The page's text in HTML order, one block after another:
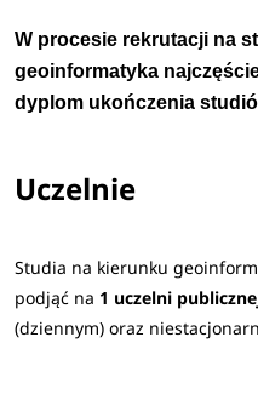
W procesie rekrutacji na
geoinformatyka
dyplom ukończenia
Uczelnie
Studia na kierunku
podjąć na 1 uczelni
(dziennym) oraz